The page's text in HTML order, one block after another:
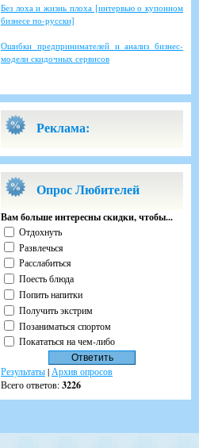
Без лоха и жизнь плоха [интервью о купонном
бизнесе по-русски]
Ошибки предпринимателей и анализ бизнес-
модели скидочных сервисов
Реклама:
Опрос Любителей
Вам больше интересны скидки, чтобы...
Отдохнуть
Развлечься
Расслабиться
Поесть блюда
Попить напитки
Получить экстрим
Позаниматься спортом
Покататься на чем-либо
Результаты| Архив опросов
Всего ответов:3226